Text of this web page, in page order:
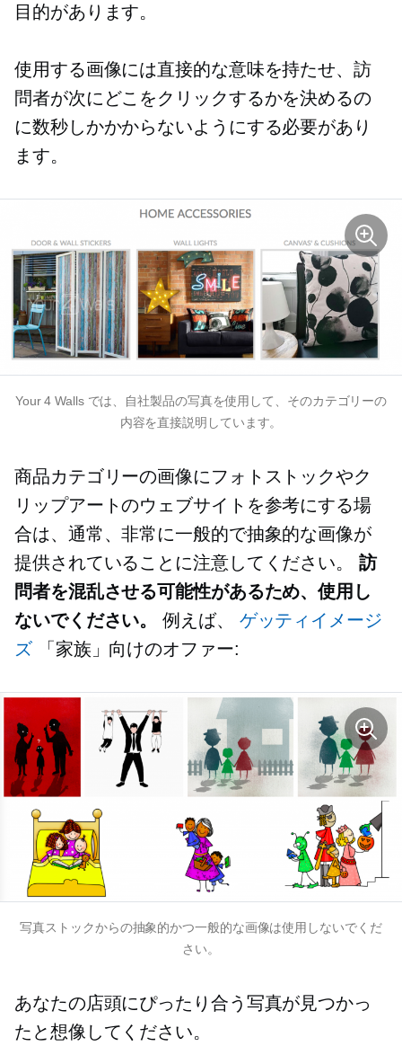
目的があります。
使用する画像には直接的な意味を持たせ、訪
問者が次にどこをクリックするかを決めるの
に数秒しかかからないようにする必要があり
ます。
Your 4 Walls では、自社製品の写真を使用して、そのカテゴリーの
内容を直接説明しています。
商品カテゴリーの画像にフォトストックやク
リップアートのウェブサイトを参考にする場
合は、通常、非常に一般的で抽象的な画像が
提供されていることに注意してください。 訪
問者を混乱させる可能性があるため、使用し
ないでください。
例えば、 ゲッティイメージ
ズ「家族」向けのオファー:
写真ストックからの抽象的かつ一般的な画像は使用しないでくだ
さい。
あなたの店頭にぴったり合う写真が見つかっ
たと想像してください。